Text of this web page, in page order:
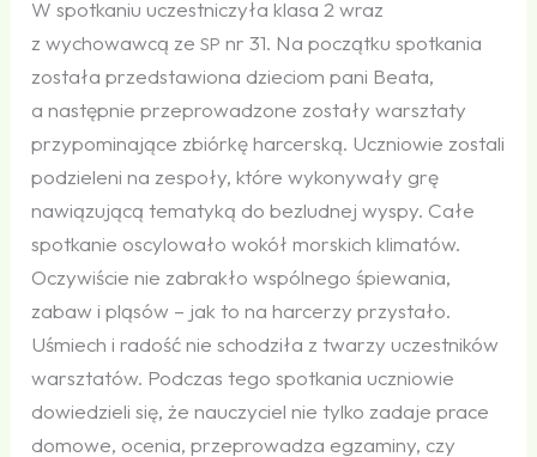
W spotkaniu uczestniczyła klasa 2 wraz
z wychowawcą zeSP nr 31. Na początku spotkania
została przedstawiona dzieciom pani Beata,
a następnie przeprowadzone zostały warsztaty
przypominające zbiórkę harcerską. Uczniowie zostali
podzieleni na zespoły, które wykonywały grę
nawiązującą tematyką do bezludnej wyspy. Całe
spotkanie oscylowało wokół morskich klimatów.
Oczywiście nie zabrakło wspólnego śpiewania,
zabaw i pląsów – jak to na harcerzy przystało.
Uśmiech i radość nie schodziła z twarzy uczestników
warsztatów. Podczas tego spotkania uczniowie
dowiedzieli się, że nauczyciel nie tylko zadaje prace
domowe, ocenia, przeprowadza egzaminy, czy